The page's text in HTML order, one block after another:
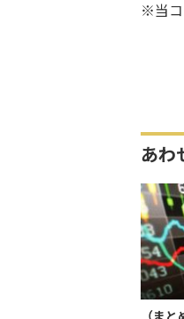
※当コ
あわ